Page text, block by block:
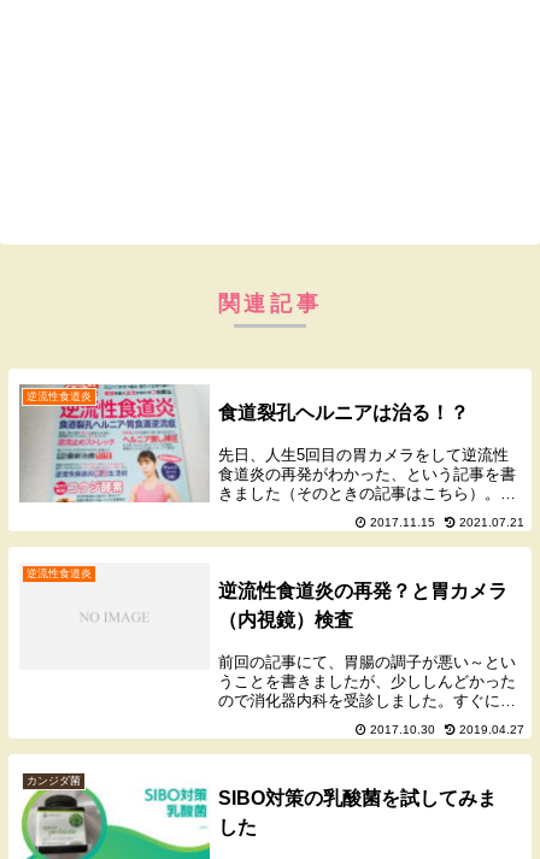
関連記事
逆流性食道炎
食道裂孔ヘルニアは治る！？
先日、人生5回目の胃カメラをして逆流性
食道炎の再発がわかった、という記事を書
きました（そのときの記事はこちら）。そ
のときも、7年ほど前に最初に逆流性食道
炎と診断されたときも、私は「食道裂孔ヘ
ルニア」があると言われました。だから逆
2017.11.15 2021.07.21
逆流性食道炎
逆流性食道炎の再発？と胃カメラ
（内視鏡）検査
前回の記事にて、胃腸の調子が悪い～とい
うことを書きましたが、少ししんどかった
ので消化器内科を受診しました。すぐに胃
カメラをしていただくことができ、その結
果、 軽度の食道裂孔ヘルニア→軽度の逆流
性食道炎 軽度の表層性胃炎ということがわ
2017.10.30 2019.04.27
カンジダ菌
SIBO対策の乳酸菌を試してみま
した